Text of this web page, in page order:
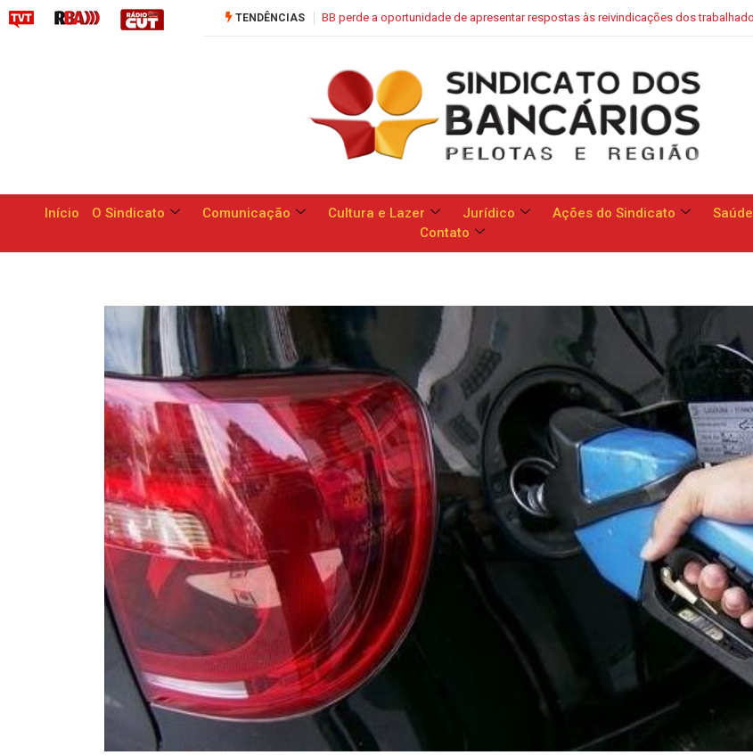
TENDÊNCIAS
de apresentar respostas às reivindicações dos trabalhadores Saúde Caixa: Banco apresenta proposta que chega a dobrar mensalidade
Início O Sindicato Comunicação Cultura e Lazer Jurídico Ações do Sindicato Saúde
Contato